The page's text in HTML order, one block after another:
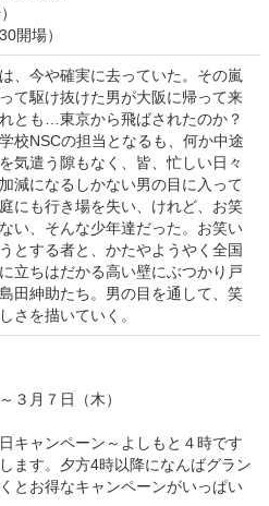
開場）
、今や確実に去っていた。その嵐
て駆け抜けた男が大阪に帰って来
とも…東京から飛ばされたのか？
校NSCの担当となるも、何か中途
気遣う隙もなく、皆、忙しい日々
減になるしかない男の目に入って
にも行き場を失い、けれど、お笑
い、そんな少年達だった。お笑い
とする者と、かたやようやく全国
立ちはだかる高い壁にぶつかり戸
田紳助たち。男の目を通して、笑
さを描いていく。
３月７日（木）
キャンペーン～よしもと４時です
ます。夕方4時以降になんばグラン
とお得なキャンペーンがいっぱい